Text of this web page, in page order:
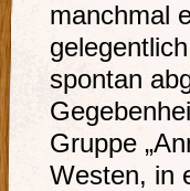
manchmal
spontan
Gruppe
Westen, in